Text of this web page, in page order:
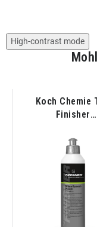
High-contrast mode
Koch Chemie
Finisher
Leštenka s
250ml